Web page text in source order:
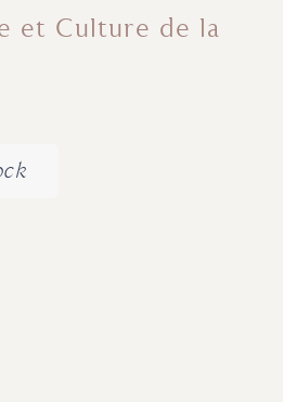
et Culture de la